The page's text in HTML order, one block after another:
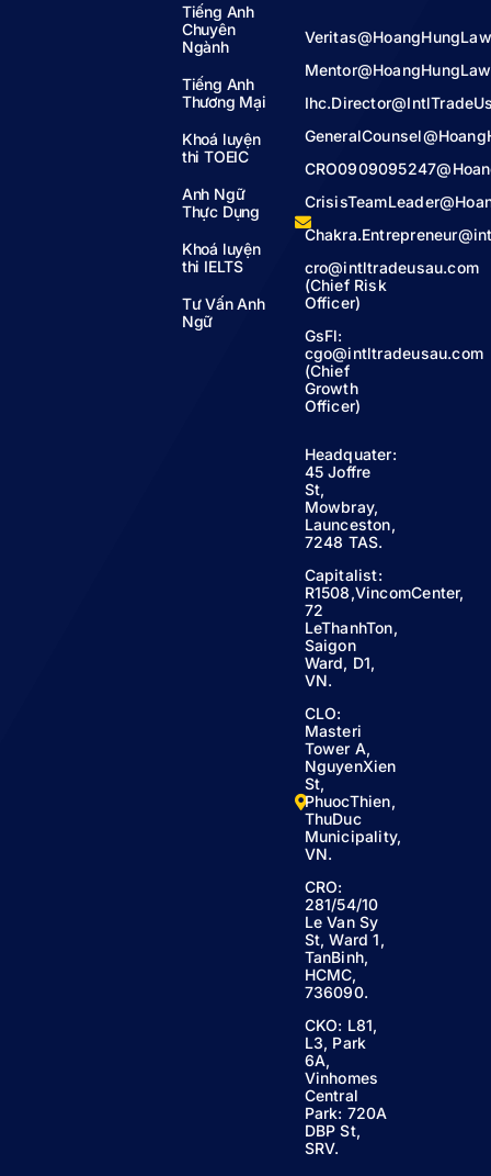
Tiếng Anh
Chuyên
Ngành
Tiếng Anh
Thương Mại
Khoá luyện
thi TOEIC
Anh Ngữ
Thực Dụng
Khoá luyện
thi IELTS
Tư Vấn Anh
Ngữ
cro@intltradeusau.com
(Chief Risk
Officer)
GsFl:
cgo@intltradeusau.com
(Chief
Growth
Officer)
Headquater:
45 Joffre
St,
Mowbray,
Launceston,
7248 TAS.
Capitalist:
R1508,VincomCenter,
72
LeThanhTon,
Saigon
Ward, D1,
VN.
CLO:
Masteri
Tower A,
NguyenXien
St,
PhuocThien,
ThuDuc
Municipality,
VN.
CRO:
281/54/10
Le Van Sy
St, Ward 1,
TanBinh,
HCMC,
736090.
CKO: L81,
L3, Park
6A,
Vinhomes
Central
Park: 720A
DBP St,
SRV.